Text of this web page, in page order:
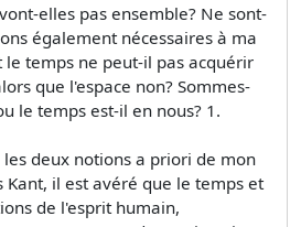
elles pas ensemble? Ne sont-
également nécessaires à ma
le temps ne peut-il pas acquérir
que l'espace non? Sommes-
le temps est-il en nous? 1.
les deux notions a priori de mon
il est avéré que le temps et
de l'esprit humain,